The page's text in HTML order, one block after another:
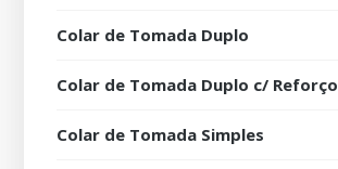
Colar de Tomada Duplo
Colar de Tomada Duplo c/ Reforço
Colar de Tomada Simples